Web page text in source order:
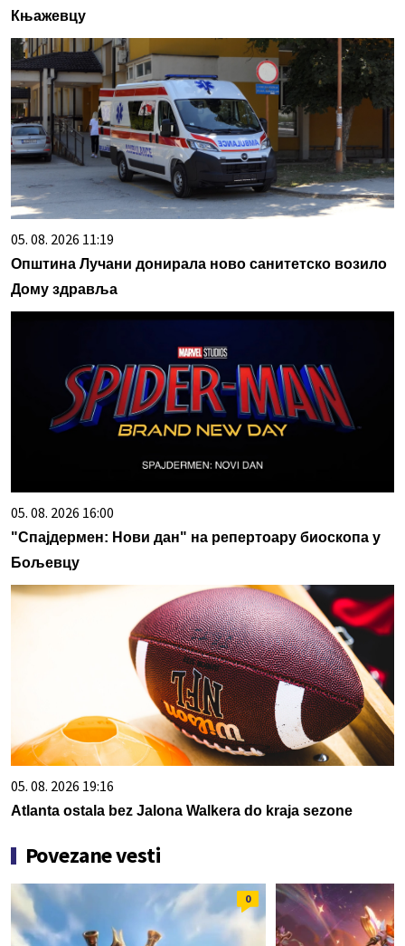
Књажевцу
05. 08. 2026 11:19
Општина Лучани донирала ново санитетско возило
Дому здравља
05. 08. 2026 16:00
"Спајдермен: Нови дан" на репертоару биоскопа у
Бољевцу
05. 08. 2026 19:16
Atlanta ostala bez Jalona Walkera do kraja sezone
Povezane vesti
0